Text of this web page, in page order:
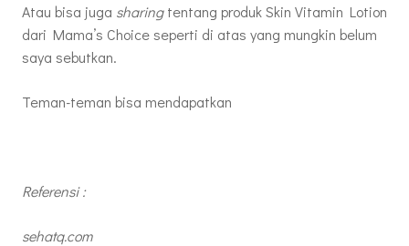
Atau bisa juga sharingtentang produk Skin Vitamin Lotion
dari Mama’s Choice seperti di atas yang mungkin belum
saya sebutkan.
Teman-teman bisa mendapatkan
Referensi :
sehatq.com